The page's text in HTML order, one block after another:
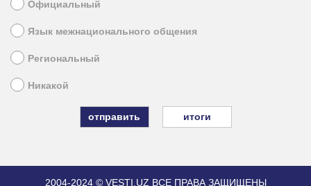
Официальный
Язык межнационального общения
Региональный
Никакой
итоги
2004-2024 © VESTI.UZ ВСЕ ПРАВА ЗАЩИЩЕНЫ